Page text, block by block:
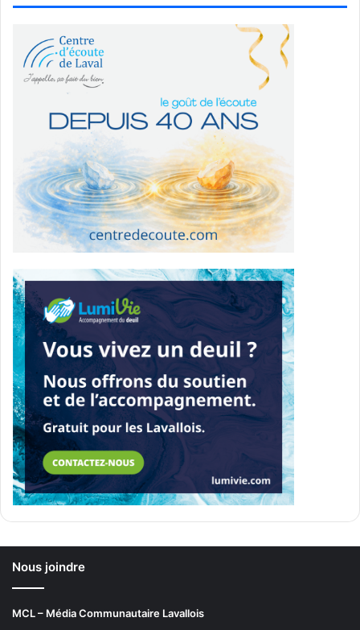
Nous joindre
MCL – Média Communautaire Lavallois